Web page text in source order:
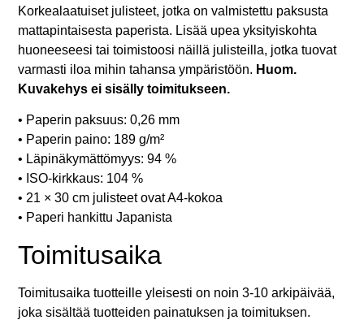
Korkealaatuiset julisteet, jotka on valmistettu paksusta
mattapintaisesta paperista. Lisää upea yksityiskohta
huoneeseesi tai toimistoosi näillä julisteilla, jotka tuovat
varmasti iloa mihin tahansa ympäristöön. Huom.
Kuvakehys ei sisälly toimitukseen.
• Paperin paksuus: 0,26 mm
• Paperin paino: 189 g/m²
• Läpinäkymättömyys: 94 %
• ISO-kirkkaus: 104 %
• 21 × 30 cm julisteet ovat A4-kokoa
• Paperi hankittu Japanista
Toimitusaika
Toimitusaika tuotteille yleisesti on noin 3-10 arkipäivää,
joka sisältää tuotteiden painatuksen ja toimituksen.